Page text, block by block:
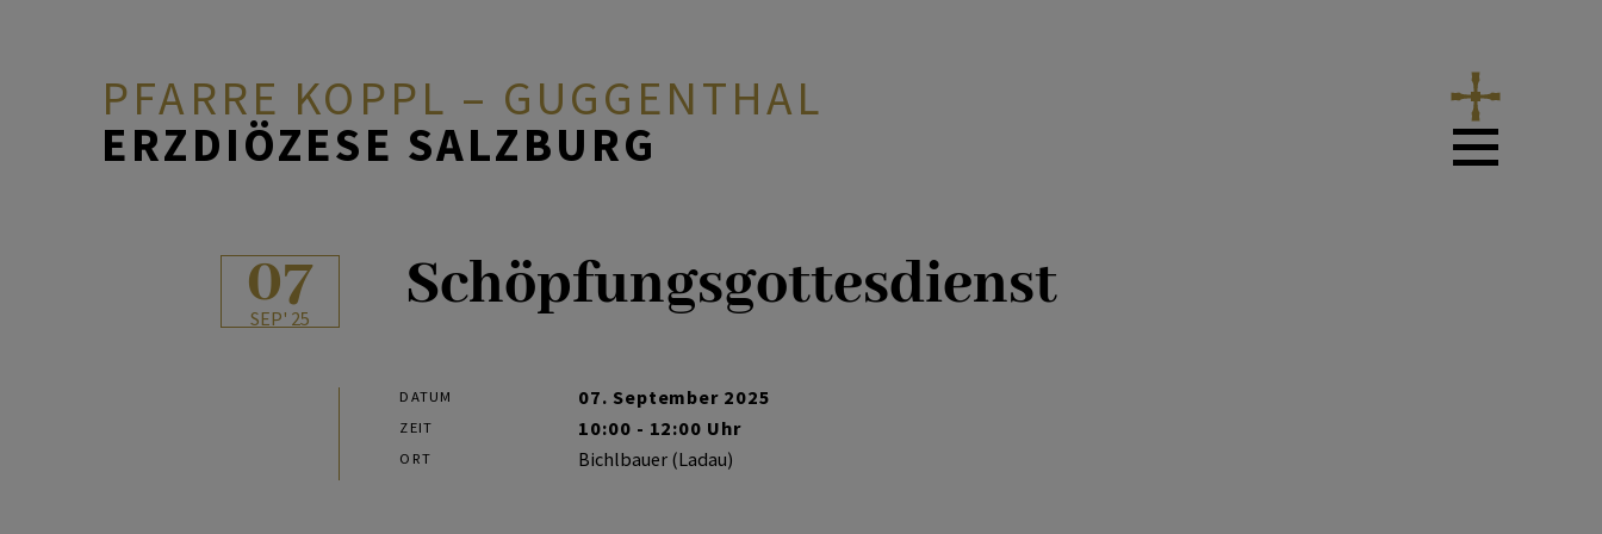
PFARRE KOPPL – GUGGENTHAL
ERZDIÖZESE SALZBURG
GOTTEDIENSTORDNUNG
GLAUBEN & FEIERN
ARBEITSKREISE
07
SEP' 25 Schöpfungsgottesdienst
DATUM 07. September 2025
ZEIT 10:00 - 12:00 Uhr
ORT Bichlbauer (Ladau)